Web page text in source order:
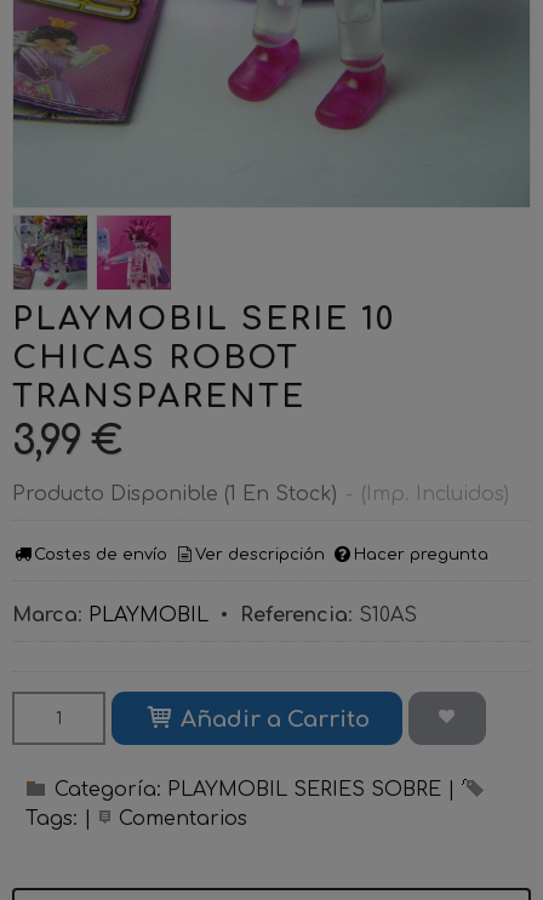
PLAYMOBIL SERIE 10
CHICAS ROBOT
TRANSPARENTE
3,99 €
Producto Disponible (1 En Stock) - (Imp. Incluidos)
Costes de envío Ver descripción Hacer pregunta
Marca: PLAYMOBIL • Referencia: S10AS
Añadir a Carrito
Categoría: PLAYMOBIL SERIES SOBRE
Tags:
Comentarios